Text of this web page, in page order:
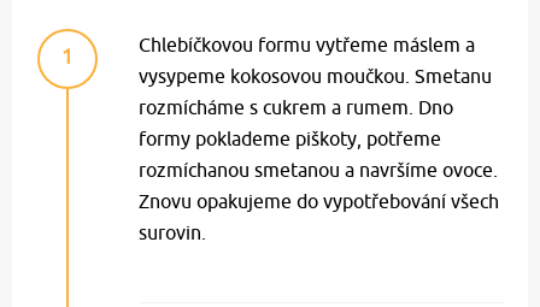
1
Chlebíčkovou formu vytřeme máslem a
vysypeme kokosovou moučkou. Smetanu
rozmícháme s cukrem a rumem. Dno
formy poklademe piškoty, potřeme
rozmíchanou smetanou a navršíme ovoce.
Znovu opakujeme do vypotřebování všech
surovin.